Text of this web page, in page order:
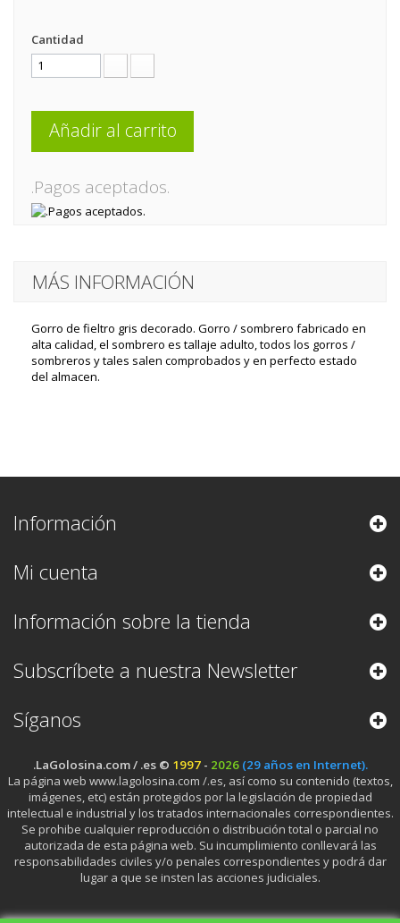
Cantidad
Añadir al carrito
.Pagos aceptados.
MÁS INFORMACIÓN
Gorro de fieltro gris decorado. Gorro / sombrero fabricado en
alta calidad, el sombrero es tallaje adulto, todos los gorros /
sombreros y tales salen comprobados y en perfecto estado
del almacen.
Información
Mi cuenta
Información sobre la tienda
Subscríbete a nuestra Newsletter
Síganos
.LaGolosina.com / .es © 1997- 2026 (29 años en Internet).
La página web www.lagolosina.com /.es, así como su contenido (textos,
imágenes, etc) están protegidos por la legislación de propiedad
intelectual e industrial y los tratados internacionales correspondientes.
Se prohibe cualquier reproducción o distribución total o parcial no
autorizada de esta página web. Su incumplimiento conllevará las
responsabilidades civiles y/o penales correspondientes y podrá dar
lugar a que se insten las acciones judiciales.